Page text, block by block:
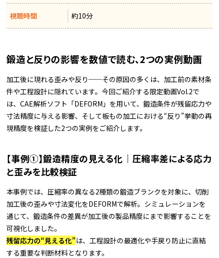
視聴時間 約10分
鍛造と反りの影響を数値で読む、2つの実例動画
加工後に現れる歪みや反り──その原因の多くは、加工前の素材条
件や工程設計に隠れています。今回ご紹介する限定動画Vol.2で
は、CAE解析ソフト「DEFORM」を用いて、鍛造条件が残留応力や
寸法精度に与える影響、そして板もの加工における“反り”挙動の再
現精度を検証した2つの実例をご紹介します。
【事例①】鍛造精度の見える化｜圧縮率差による応力
と歪みを比較検証
本事例では、圧縮率の異なる2種類の鍛造ブランクを対象に、切削
加工後の歪みや寸法変化をDEFORMで解析。シミュレーションを
通じて、鍛造条件の差異が加工後の製品精度にまで影響することを
可視化しました。
残留応力の“見える化”は、工程設計の最適化や手戻り防止に直結
する重要な判断材料となります。